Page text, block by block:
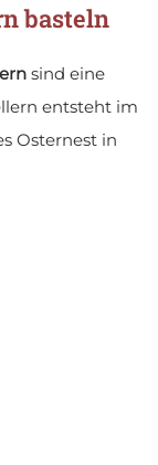
basteln
sind eine
entsteht im
Osternest in